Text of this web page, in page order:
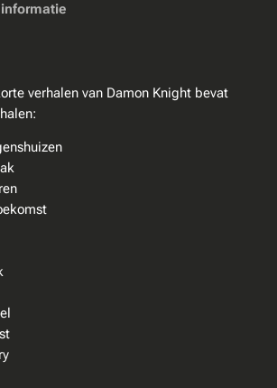
verhalen van Damon Knight bevat